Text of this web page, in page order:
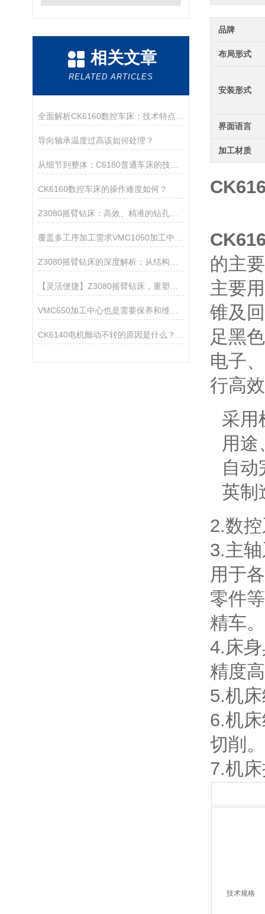
相关文章
RELATED ARTICLES
导向轴承温度过高该如何处理？
从细节到整体：C6180普通车床的技术优势详解
CK6160数控车床的操作难度如何？
Z3080摇臂钻床：高效、精准的钻孔仪器
品牌
布局形式
安装形式
界面语言
加工材质
的主
主要
锥及
足黑
电子
行高
采用
用途
自
英制
2.数
3.主
用于
零件
精车。
4.床
精度
5.机
6.机
切削。
7.机
技术规格